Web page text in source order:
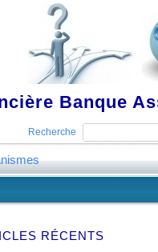
Banque
Recherche
RÉCENTS